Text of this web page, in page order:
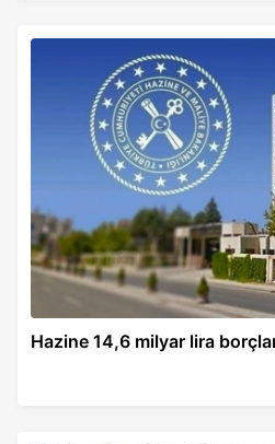
Hazine 14,6 milyar lira